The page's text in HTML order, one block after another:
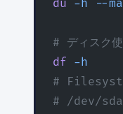
du -h --
# ディスク
df -h
#
# /dev/